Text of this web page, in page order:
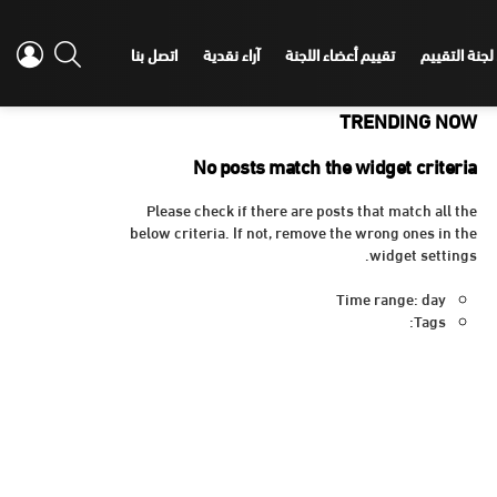
التقييم تقييم أعضاء اللجنة آراء نقدية اتصل بنا SEARCH
TRENDING NOW
No posts match the widget criteria
Please check if there are posts that match all the
below criteria. If not, remove the wrong ones in the
widget settings.
Time range: day
Tags: